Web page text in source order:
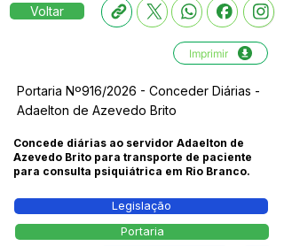
Voltar
Imprimir
Portaria Nº916/2026 - Conceder Diárias -
Adaelton de Azevedo Brito
Concede diárias ao servidor Adaelton de
Azevedo Brito para transporte de paciente
para consulta psiquiátrica em Rio Branco.
Legislação
Portaria